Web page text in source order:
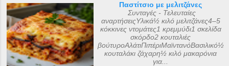
Παστίτσιο με μελιτζάνες
Συνταγές - Τελευταίες
αναρτήσειςΥλικά½ κιλό μελιτζάνες4–5
κόκκινες ντομάτες1 κρεμμύδι1 σκελίδα
σκόρδο2 κουταλιές
βούτυροΑλάτιΠιπέριΜαϊντανόΒασιλικό½
κουταλάκι ζάχαρη½ κιλό μακαρόνια
για...